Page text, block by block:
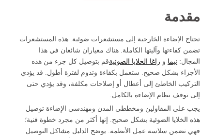
مقدمة
تحتاج الإضاءة الخارجية إلى مستشعرات ضوئية. هذه المستشعرات
تضمن كفاءتها وآليتها الكاملة. هناك معياران شائعان في هذا
المجال: نيما و زاغا الخلايا الضوئيةقم بتوصيل كل جزء من هذه
الأجزاء بشكل صحيح. ستعمل بكفاءة وتدوم لفترة أطول. قد يؤدي
التركيب الخاطئ إلى أعطال أو إصلاحات مكلفة، وقد يؤدي حتى
إلى توقف نظام الإضاءة بالكامل.
يجب على المقاولين ومخططي المدن ومهندسي الإضاءة توصيل
هذه الخلايا الضوئية بشكل صحيح. إنها أكثر من مجرد خطوة فنية؛
فهي تضمن سلاسة عمل الأنظمة. يوضح الدليل مشاكل التوصيل